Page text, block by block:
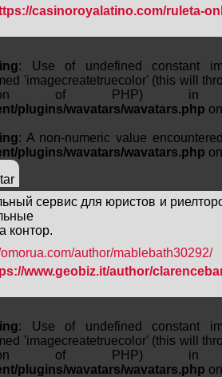
casinoroyalatino.com/ruleta-
: Use of undefined constant
'imagecreatetruecolor' (this will
of PHP)
plugins/wavatars/wavatars.php
: A non-numeric value
plugins/wavatars/wavatars.php
сервис для юристов и
контор.
omorua.com/author/mablebath30292/
www.geobiz.it/author/
: Use of undefined constant
'imagecreatetruecolor' (this will
of PHP)
plugins/wavatars/wavatars.php